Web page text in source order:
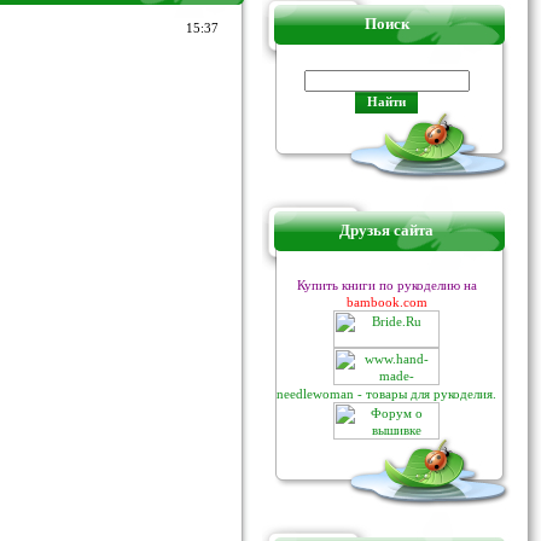
15:37 Поиск
Друзья сайта
Купить книги по рукоделию на
bambook.com
needlewoman - товары для рукоделия.